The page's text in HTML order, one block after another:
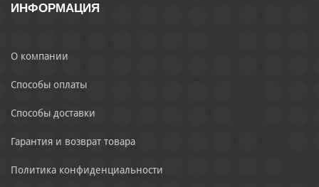
ИНФОРМАЦИЯ
О компании
Способы оплаты
Способы доставки
Гарантия и возврат товара
Политика конфиденциальности